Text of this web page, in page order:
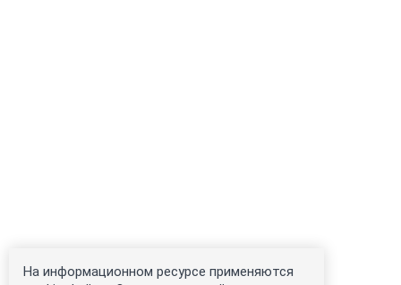
На информационном ресурсе применяются